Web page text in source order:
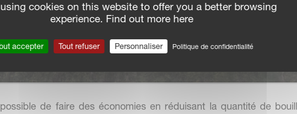
de faire des économies en réduisant la quantité de
using cookies on this website to offer you a better browsing
experience. Find out more here
accepter Tout refuser Personnaliser Politique de confidentialité